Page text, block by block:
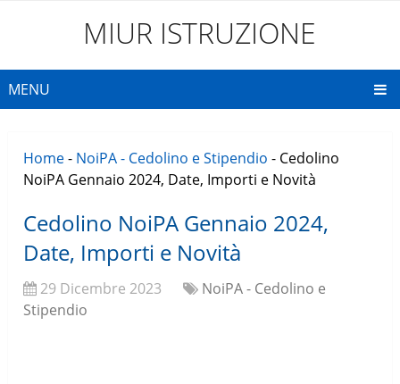
MIUR ISTRUZIONE
MENU
Home- NoiPA - Cedolino e Stipendio - Cedolino
NoiPA Gennaio 2024, Date, Importi e Novità
Cedolino NoiPA Gennaio 2024,
Date, Importi e Novità
29 Dicembre 2023
NoiPA - Cedolino e
Stipendio